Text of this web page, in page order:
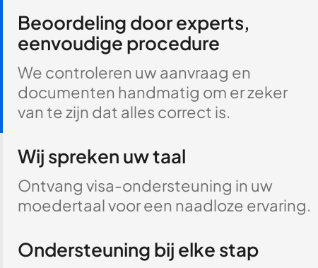
Beoordeling door experts,
eenvoudige procedure
We controleren uw aanvraag en
documenten handmatig om er zeker
van te zijn dat alles correct is.
Wij spreken uw taal
Ontvang visa-ondersteuning in uw
moedertaal voor een naadloze ervaring.
Ondersteuning bij elke stap